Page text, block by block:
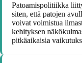
Patoamispolitiikka
siten, että patojen
voivat voimistua
kehityksen
pitkäaikaisia